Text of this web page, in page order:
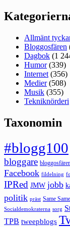
Allmänt
Bloggosfären
Dagbok (1
Humor(339)
Internet (356)
Medier(508)
Musik (355)
Tekniknörderi
Taxonomin
#blogg100
bloggare
Facebook fildelning
IPRed JMW jobb
politik präst Same
Socialdemokraterna sorg
TPB tweepblogs